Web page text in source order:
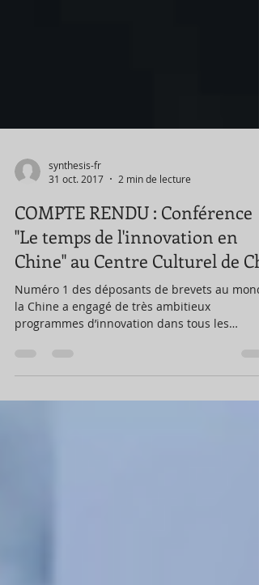
synthesis-fr
31 oct. 2017
2 min de lecture
COMPTE RENDU : Conférence
"Le temps de l'innovation en
Chine" au Centre Culturel de Ch
Numéro 1 des déposants de brevets au
secteurs de...